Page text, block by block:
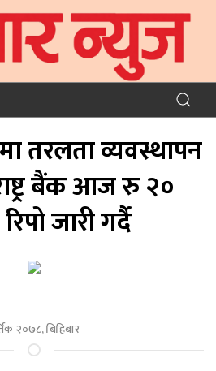
तरलता व्यवस्थापन
बैंक आज रु २०
जारी गर्दै
२०७८, बिहिबार